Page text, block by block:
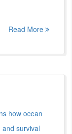
Read More
how ocean
survival